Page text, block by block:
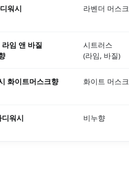
워시
라벤더 머스크
임 앤 바질
시트러스
(라임, 바질)
화이트머스크향 화이트 머스크
워시 비누향